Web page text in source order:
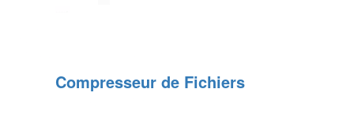
Compresseur de Fichiers